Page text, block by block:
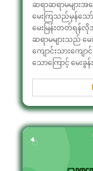
ဆရာဆရာမများအ
မေးကြသည်မှန်သေ
မေးမြန်းတတ်ရန်လို
ဆရာမများသည် မေ
ကျောင်းသားကျော
သောကြောင့် မေးခွ